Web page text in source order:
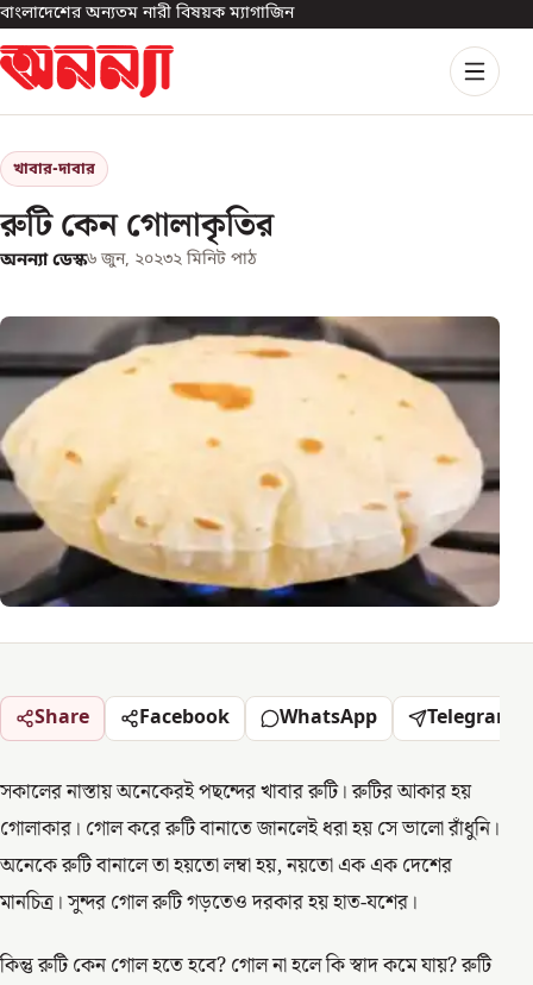
বাংলাদেশের অন্যতম নারী বিষয়ক ম্যাগাজিন
খাবার-দাবার
রুটি কেন গোলাকৃতির
অনন্যা ডেস্ক৬ জুন, ২০২৩২ মিনিট পাঠ
Share Facebook WhatsApp Telegram
সকালের নাস্তায় অনেকেরই পছন্দের খাবার রুটি। রুটির আকার হয়
গোলাকার। গোল করে রুটি বানাতে জানলেই ধরা হয় সে ভালো রাঁধুনি।
অনেকে রুটি বানালে তা হয়তো লম্বা হয়, নয়তো এক এক দেশের
মানচিত্র। সুন্দর গোল রুটি গড়তেও দরকার হয় হাত-যশের।
কিন্তু রুটি কেন গোল হতে হবে? গোল না হলে কি স্বাদ কমে যায়? রুটি